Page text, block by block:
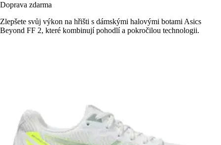
Doprava zdarma
Zlepšete svůj výkon na hřišti s dámskými halovými botami Asics
Beyond FF 2, které kombinují pohodlí a pokročilou technologii.